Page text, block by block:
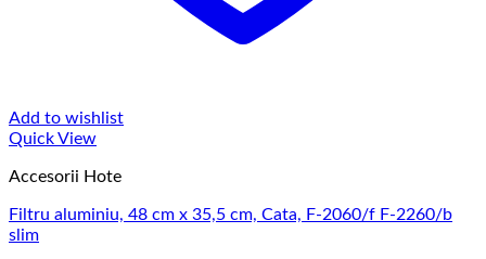
Add to wishlist
Quick View
Accesorii Hote
Filtru aluminiu, 48 cm x 35,5 cm, Cata, F-2060/f F-2260/b
slim